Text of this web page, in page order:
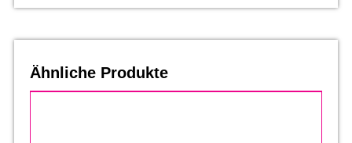
Ähnliche Produkte